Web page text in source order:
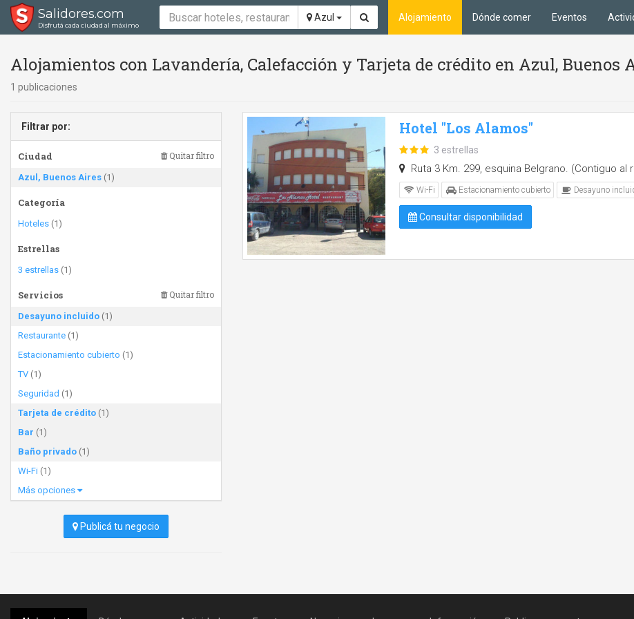
Salidores.com
Disfrutá cada ciudad al máximo
Azul Alojamiento Dónde comer Eventos
Alojamientos con Lavandería, Calefacción y Tarjeta de crédito en Azul, Buenos
1 publicaciones
Filtrar por:
Ciudad Quitar filtro
Azul, Buenos Aires (1)
Categoría
Hoteles (1)
Estrellas
3 estrellas (1)
Servicios Quitar filtro
Desayuno incluido (1)
Restaurante (1)
Estacionamiento cubierto (1)
TV (1)
Seguridad (1)
Tarjeta de crédito (1)
Bar (1)
Baño privado (1)
Wi-Fi (1)
Más opciones
Publicá tu negocio
Hotel "Los Alamos"
3 estrellas
Ruta 3 Km. 299, esquina Belgrano. (Contiguo al
Wi-Fi Estacionamiento cubierto Desayuno
Consultar disponibilidad